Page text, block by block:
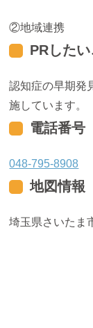
地域連携
PRしたい
認知症の早期発
施しています。
電話番号
048-795-8908
地図情報
埼玉県さいたま